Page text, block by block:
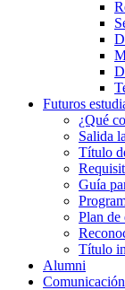
Futuros
¿Qué
Salida
Título
Guía
Plan de
Título
Alumni
Comunicación